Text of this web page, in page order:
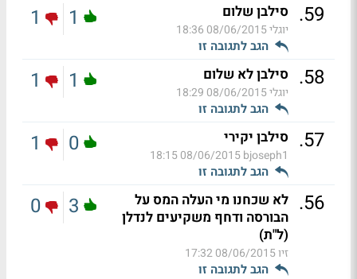
59
. סילבן שלום
יוגלי08/06/2015 18:36
הגב לתגובה זו
1
1
58
. סילבן לא שלום
יוגלי08/06/2015 18:29
הגב לתגובה זו
1
1
57
. סילבן יקירי
bjoseph1
08/06/2015 18:15
הגב לתגובה זו
0
1
56
. לא שכחנו מי העלה המס על
הבורסה ודחף משקיעים לנדלן
(ל"ת)
זיו08/06/2015 17:32
הגב לתגובה זו
3
0